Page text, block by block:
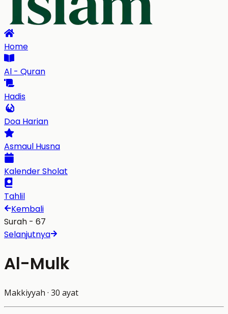
Home
Al - Quran
Hadis
Doa Harian
Asmaul Husna
Kalender Sholat
Tahlil
Kembali
Surah - 67
Selanjutnya
Al-Mulk
Makkiyyah · 30 ayat